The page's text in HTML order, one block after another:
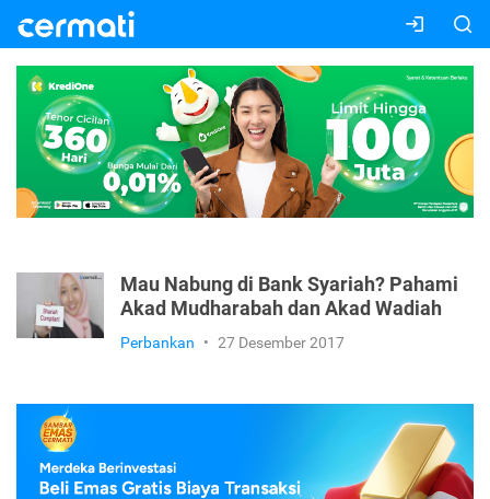
Mau Nabung di Bank Syariah? Pahami
Akad Mudharabah dan Akad Wadiah
Perbankan • 27 Desember 2017